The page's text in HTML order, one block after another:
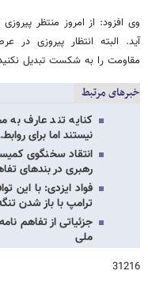
وی افزود: از امروز منتظر
آید. البته انتظار پیروزی
مقاومت را به شکست تبدیل
خبرهای مرتبط
کنایه تند عارف به
نیستند اما برای
انتقاد سخنگوی
رهبری در بندهای
فواد ایزدی: با
ترامپ با باز شدن
جزئیاتی از تفاهم
ملی
31216